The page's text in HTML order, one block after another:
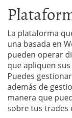
La plataforma
una basada en
pueden operar
que apliquen
Puedes
además de
manera que
sobre tus trades